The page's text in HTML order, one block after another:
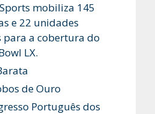
mobiliza 145
e 22 unidades
para a cobertura do
LX.
de Ouro
Português dos